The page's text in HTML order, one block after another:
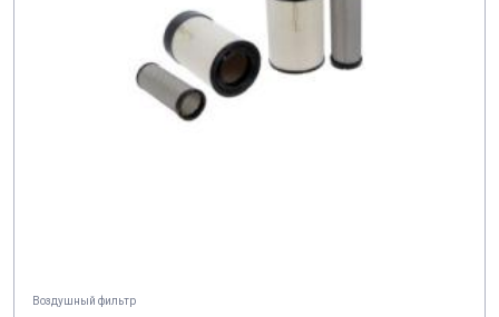
Воздушный фильтр